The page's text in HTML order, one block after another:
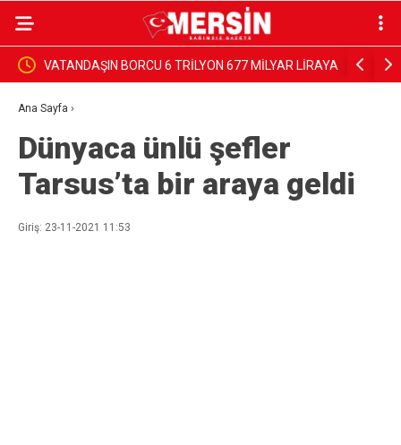
VATANDAŞIN BORCU 6 TRİLYON 677 MİLYAR LİRAYA
ULAŞTI
Başkan
Ana Sayfa ›
Dünyaca ünlü şefler
Tarsus’ta bir araya geldi
Giriş: 23-11-2021 11:53